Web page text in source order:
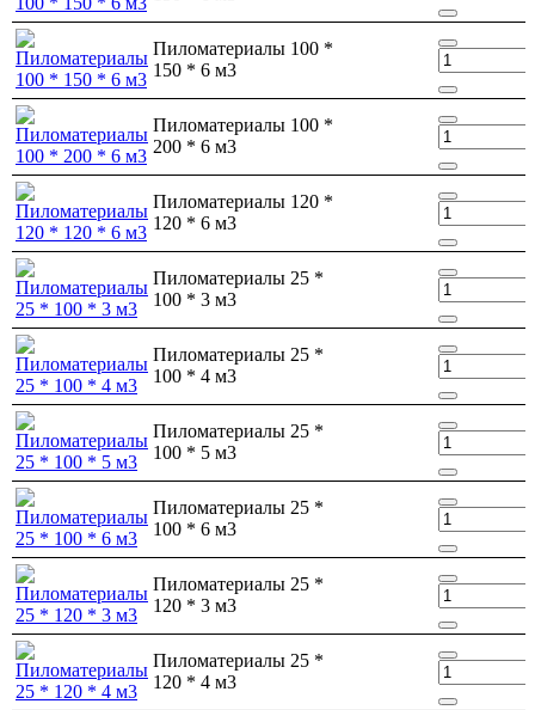
Пиломатериалы 100 *
150 * 6 м3
Пиломатериалы 100 *
200 * 6 м3
Пиломатериалы 120 *
120 * 6 м3
Пиломатериалы 25 *
100 * 3 м3
Пиломатериалы 25 *
100 * 4 м3
Пиломатериалы 25 *
100 * 5 м3
Пиломатериалы 25 *
100 * 6 м3
Пиломатериалы 25 *
120 * 3 м3
Пиломатериалы 25 *
120 * 4 м3